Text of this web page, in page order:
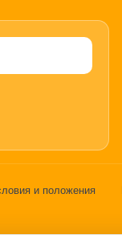
и положения